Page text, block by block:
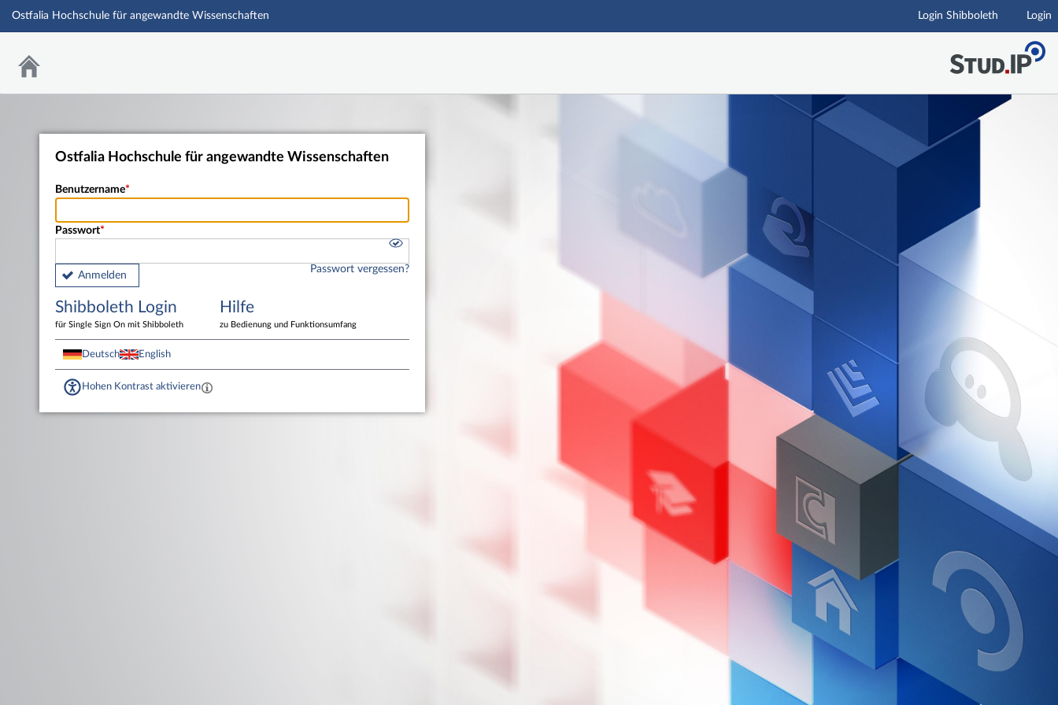
Hauptnavigation
Ostfalia Hochschule für angewandte Wissenschaften Login Shibboleth Login
Ostfalia Hochschule für angewandte Wissenschaften
Benutzername
Passwort
Anmelden
Passwort vergessen?
Shibboleth Login
für Single Sign On mit Shibboleth
Hilfe
zu Bedienung und Funktionsumfang
Deutsch English
Hohen Kontrast aktivieren